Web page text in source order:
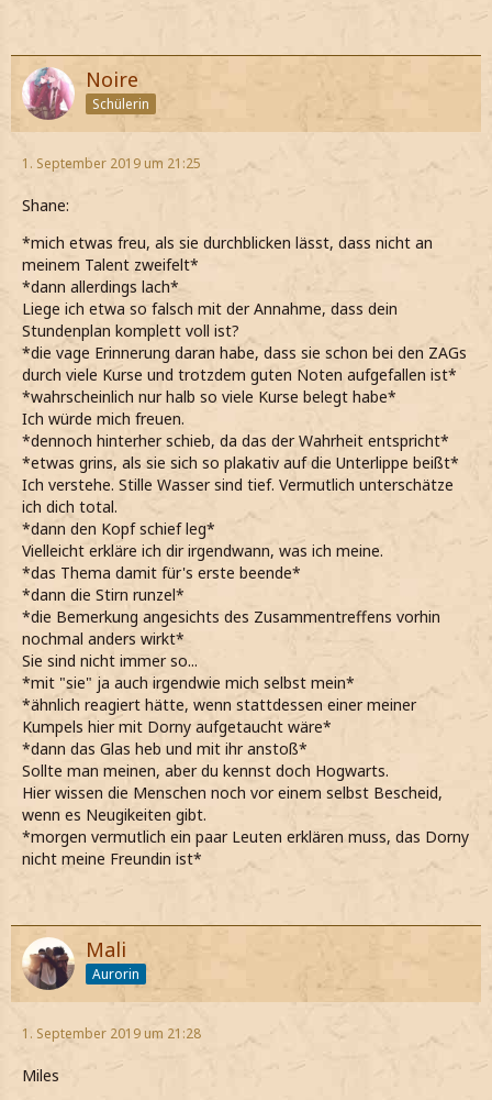
Noire
Schülerin
1. September 2019 um 21:25
Shane:
*mich etwas freu, als sie durchblicken lässt, dass nicht an
meinem Talent zweifelt*
*dann allerdings lach*
Liege ich etwa so falsch mit der Annahme, dass dein
Stundenplan komplett voll ist?
*die vage Erinnerung daran habe, dass sie schon bei den ZAGs
durch viele Kurse und trotzdem guten Noten aufgefallen ist*
*wahrscheinlich nur halb so viele Kurse belegt habe*
Ich würde mich freuen.
*dennoch hinterher schieb, da das der Wahrheit entspricht*
*etwas grins, als sie sich so plakativ auf die Unterlippe beißt*
Ich verstehe. Stille Wasser sind tief. Vermutlich unterschätze
ich dich total.
*dann den Kopf schief leg*
Vielleicht erkläre ich dir irgendwann, was ich meine.
*das Thema damit für's erste beende*
*dann die Stirn runzel*
*die Bemerkung angesichts des Zusammentreffens vorhin
nochmal anders wirkt*
Sie sind nicht immer so...
*mit "sie" ja auch irgendwie mich selbst mein*
*ähnlich reagiert hätte, wenn stattdessen einer meiner
Kumpels hier mit Dorny aufgetaucht wäre*
*dann das Glas heb und mit ihr anstoß*
Sollte man meinen, aber du kennst doch Hogwarts.
Hier wissen die Menschen noch vor einem selbst Bescheid,
wenn es Neugikeiten gibt.
*morgen vermutlich ein paar Leuten erklären muss, das Dorny
nicht meine Freundin ist*
Mali
Aurorin
1. September 2019 um 21:28
Miles